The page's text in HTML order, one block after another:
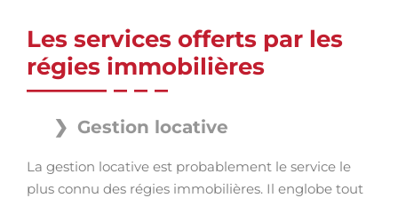
Les services offerts par les
régies immobilières
Gestion locative
La gestion locative est probablement le service le
plus connu des régies immobilières. Il englobe tout